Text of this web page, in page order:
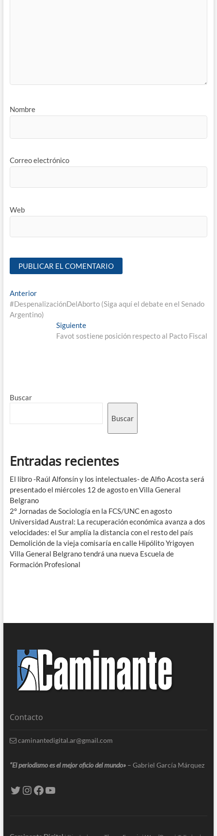
Nombre
Correo electrónico
Web
Anterior
#DespenalizaciónDelAborto (Siga aquí el debate en el Senado
Argentino)
Siguiente
Favot sostiene posición respecto al Pacto Fiscal
Buscar
Buscar
Entradas recientes
El libro -Raúl Alfonsín y los intelectuales- de Alfio Acosta será
presentado el miércoles 12 de agosto en Villa General
Belgrano
2° Jornadas de Sociología en la FCS/UNC en agosto
Universidad Austral: La recuperación económica avanza a dos
velocidades: el Sur amplía la distancia con el resto del país
Demolición de la vieja comisaría en calle Hipólito Yrigoyen
Villa General Belgrano tendrá una nueva Escuela de
Formación Profesional
Contacto
caminantedigital.ar@gmail.com
“El periodismo es el mejor oficio del mundo» – Gabriel García Márquez